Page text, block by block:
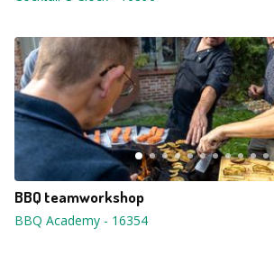
BBQ teamworkshop
BBQ Academy - 16354